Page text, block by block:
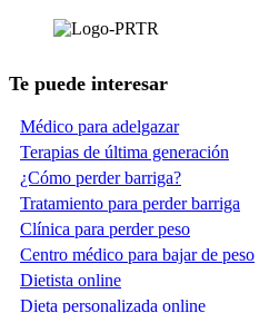
Te puede interesar
Médico para adelgazar
Terapias de última generación
¿Cómo perder barriga?
Tratamiento para perder barriga
Clínica para perder peso
Centro médico para bajar de peso
Dietista online
Dieta personalizada online